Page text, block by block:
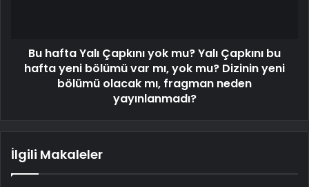
Bu hafta Yalı Çapkını yok mu? Yalı Çapkını bu
hafta yeni bölümü var mı, yok mu? Dizinin yeni
bölümü olacak mı, fragman neden
yayınlanmadı?
İlgili Makaleler